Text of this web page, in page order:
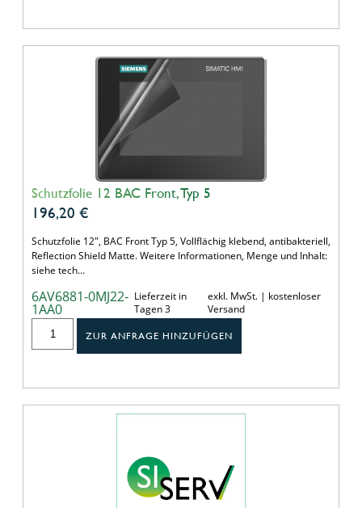
Schutzfolie 12 BAC Front, Typ 5
196,20 €
Schutzfolie 12", BAC Front Typ 5, Vollflächig klebend, antibakteriell,
Reflection Shield Matte. Weitere Informationen, Menge und Inhalt:
siehe tech…
6AV6881-0MJ22-
1AA0
Lieferzeit in
Tagen 3
exkl. MwSt. | kostenloser
Versand
ZUR ANFRAGE HINZUFÜGEN